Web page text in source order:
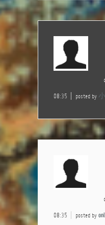
08:35 posted by
08:35 posted by